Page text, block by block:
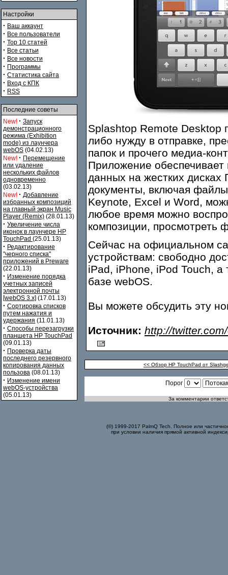
Настройки
· Ваш аккаунт
· Все пользователи
· Top 10 статей
· Все статьи
· Все новости
· Программы
· Статистика сайта
· Вход с КПК
· RSS
Последние советы
New! · Запуск
демонстрационного
режима (Exhibition
mode) из лаунчера
webOS (04.02.13)
New! · Перемещение
или удаление
нескольких файлов
одновременно
(03.02.13)
New! · Добавление
избранных композиций
на главный экран Music
Player (Remix) (28.01.13)
· Увеличение числа
иконок в лаунчере HP
TouchPad (25.01.13)
· Редактирование
"черного списка"
приложений в Preware
(22.01.13)
· Изменение порядка
учетных записей
электронной почты
[webOS 3.x] (17.01.13)
· Сортировка списков
путем нажатия и
удержания (11.01.13)
· Способы перезагрузки
планшета HP TouchPad
(09.01.13)
· Проверка даты
последнего резервного
копирования данных
пользова (08.01.13)
· Изменение имени
webOS-устройства
(05.01.13)
Splashtop Remote Desktop
либо нужду в отправке,
папок и прочего медиа-
Приложение
данных на жестких
документы, включая
Keynote, Excel и Word,
любое время можно
композиции, просмотреть
Сейчас на официальном
устройствам: свободно
iPad, iPhone, iPod Touch, а
базе webOS.
Вы можете обсудить эту
Источник: http://
<< Обзор HP TouchPad от
Порог
За комментарии
(©) 1999-2017 PalmQ Tech. Полное или
при условии наличия прямой активной